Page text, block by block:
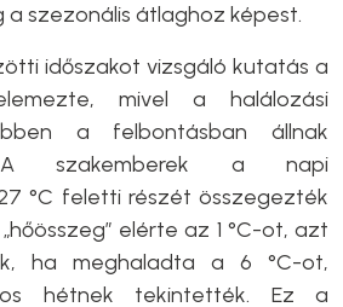
szezonális átlaghoz képest.
időszakot vizsgáló kutatás a
mivel a halálozási
a felbontásban állnak
A szakemberek a napi
°C feletti részét összegezték
elérte az 1 °C-ot, azt
ha meghaladta a 6 °C-ot,
hétnek tekintették. Ez a